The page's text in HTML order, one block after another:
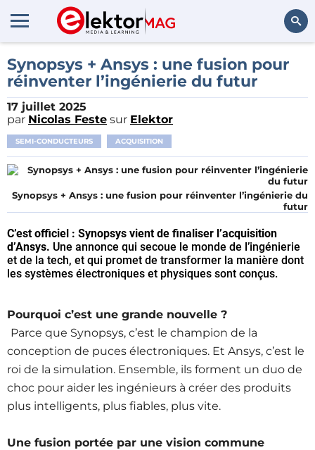
Rechercher
Synopsys + Ansys : une fusion pour
réinventer l’ingénierie du futur
17 juillet 2025
par Nicolas Feste sur Elektor
SEMI-CONDUCTEURS ACQUISITION
Synopsys + Ansys : une fusion pour réinventer l’ingénierie du
futur
C’est officiel : Synopsys vient de finaliser l’acquisition
d’Ansys. Une annonce qui secoue le monde de l’ingénierie
et de la tech, et qui promet de transformer la manière dont
les systèmes électroniques et physiques sont conçus.
Pourquoi c’est une grande nouvelle ?
Parce que Synopsys, c’est le champion de la
conception de puces électroniques. Et Ansys, c’est le
roi de la simulation. Ensemble, ils forment un duo de
choc pour aider les ingénieurs à créer des produits
plus intelligents, plus fiables, plus vite.
Une fusion portée par une vision commune